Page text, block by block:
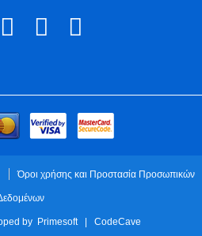
Όροι χρήσης και Προστασία Προσωπικών
by Primesoft| CodeCave